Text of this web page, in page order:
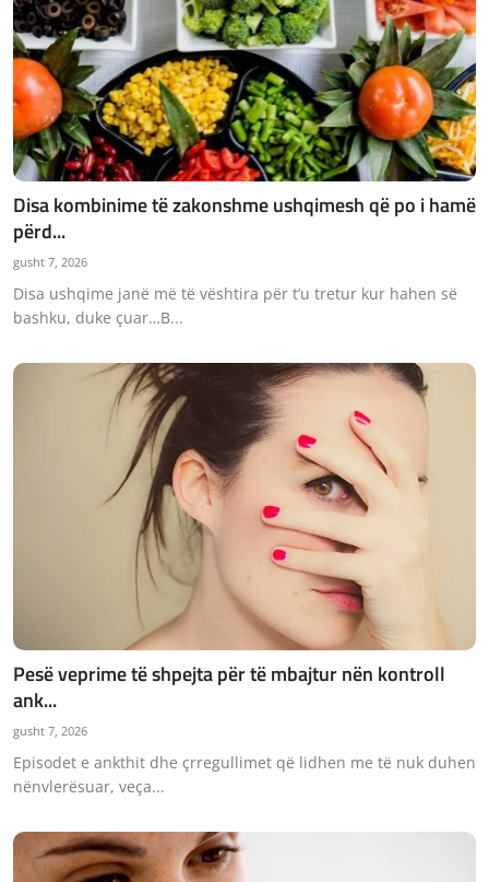
Disa kombinime të zakonshme ushqimesh që po i hamë
përd...
gusht 7, 2026
Disa ushqime janë më të vështira për t’u tretur kur hahen së
bashku, duke çuar…B...
Pesë veprime të shpejta për të mbajtur nën kontroll
ank...
gusht 7, 2026
Episodet e ankthit dhe çrregullimet që lidhen me të nuk duhen
nënvlerësuar, veça...